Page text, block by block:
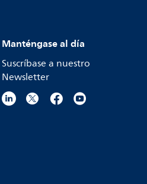
Manténgase al día
Suscríbase a nuestro
Newsletter